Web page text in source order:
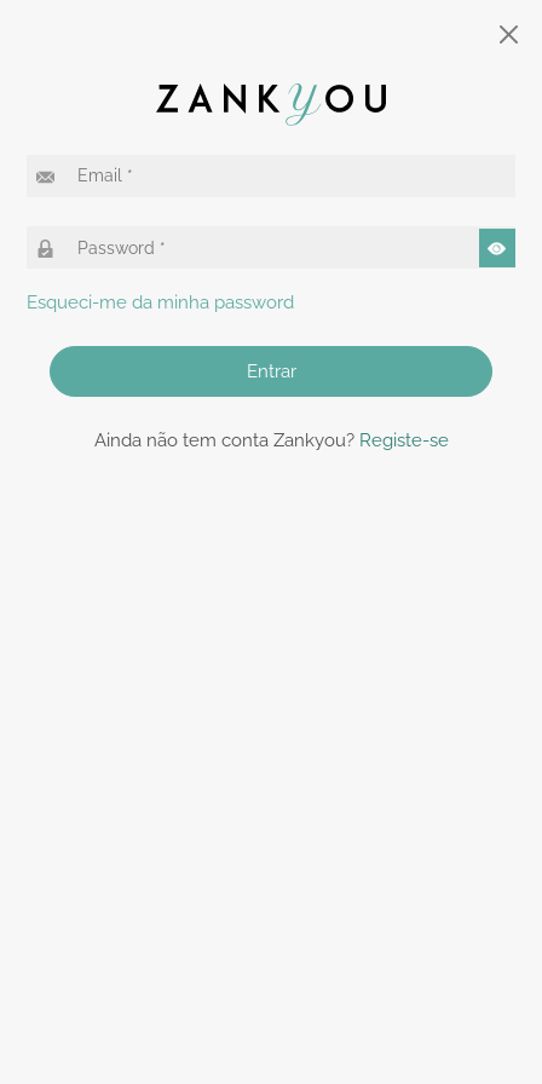
Esqueci-me da minha password
Entrar
Ainda não tem conta Zankyou? Registe-se